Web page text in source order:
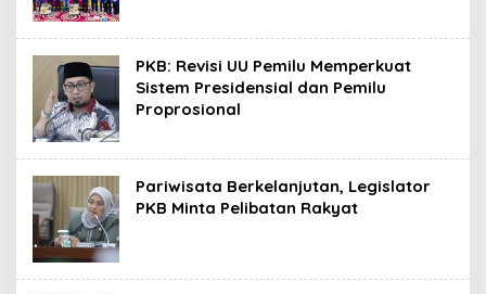
PKB: Revisi UU Pemilu Memperkuat
Sistem Presidensial dan Pemilu
Proprosional
Pariwisata Berkelanjutan, Legislator
PKB Minta Pelibatan Rakyat